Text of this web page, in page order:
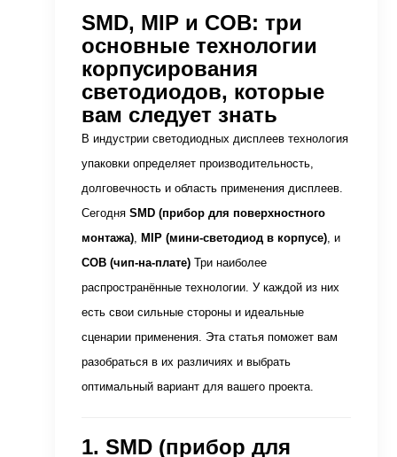
SMD, MIP и COB: три
основные технологии
корпусирования
светодиодов, которые
вам следует знать
В индустрии светодиодных дисплеев технология
упаковки определяет производительность,
долговечность и область применения дисплеев.
СегодняSMD (прибор для поверхностного
монтажа)
MIP (мини-светодиод в корпусе) , и
COB (чип-на-плате) Три наиболее
распространённые технологии. У каждой из них
есть свои сильные стороны и идеальные
сценарии применения. Эта статья поможет вам
разобраться в их различиях и выбрать
оптимальный вариант для вашего проекта.
1. SMD (прибор для